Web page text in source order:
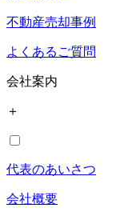
不動産売却事例
よくあるご質問
会社案内
＋
代表のあいさつ
会社概要